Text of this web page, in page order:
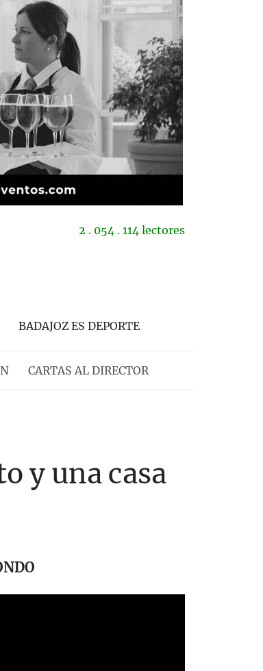
2 . 054 . 114 lectores
BADAJOZ ES DEPORTE
CARTAS AL DIRECTOR
y una casa